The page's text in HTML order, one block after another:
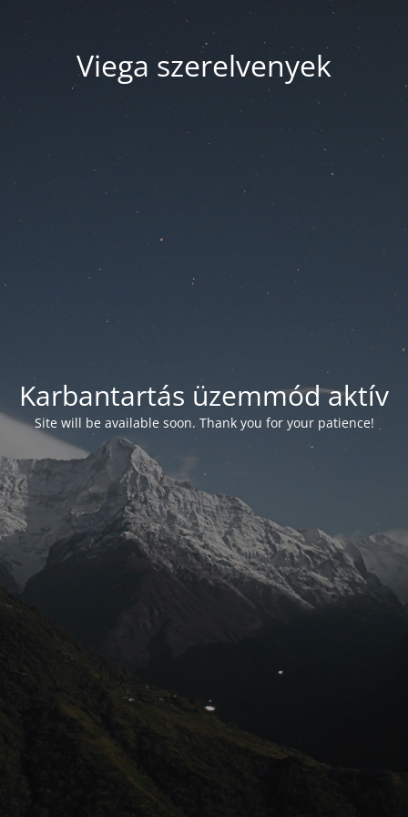
Viega szerelvenyek
Karbantartás üzemmód aktív
Site will be available soon. Thank you for your patience!